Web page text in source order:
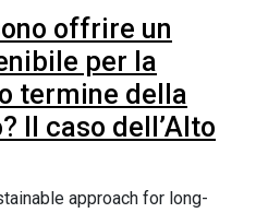
offrire un
per la
termine della
Il caso dell’Alto
approach for long-